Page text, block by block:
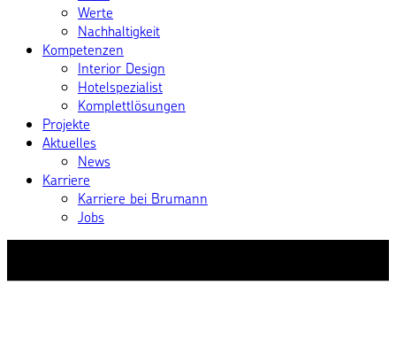
Werte
Nachhaltigkeit
Kompetenzen
Interior Design
Hotelspezialist
Komplettlösungen
Projekte
Aktuelles
News
Karriere
Karriere bei Brumann
Jobs